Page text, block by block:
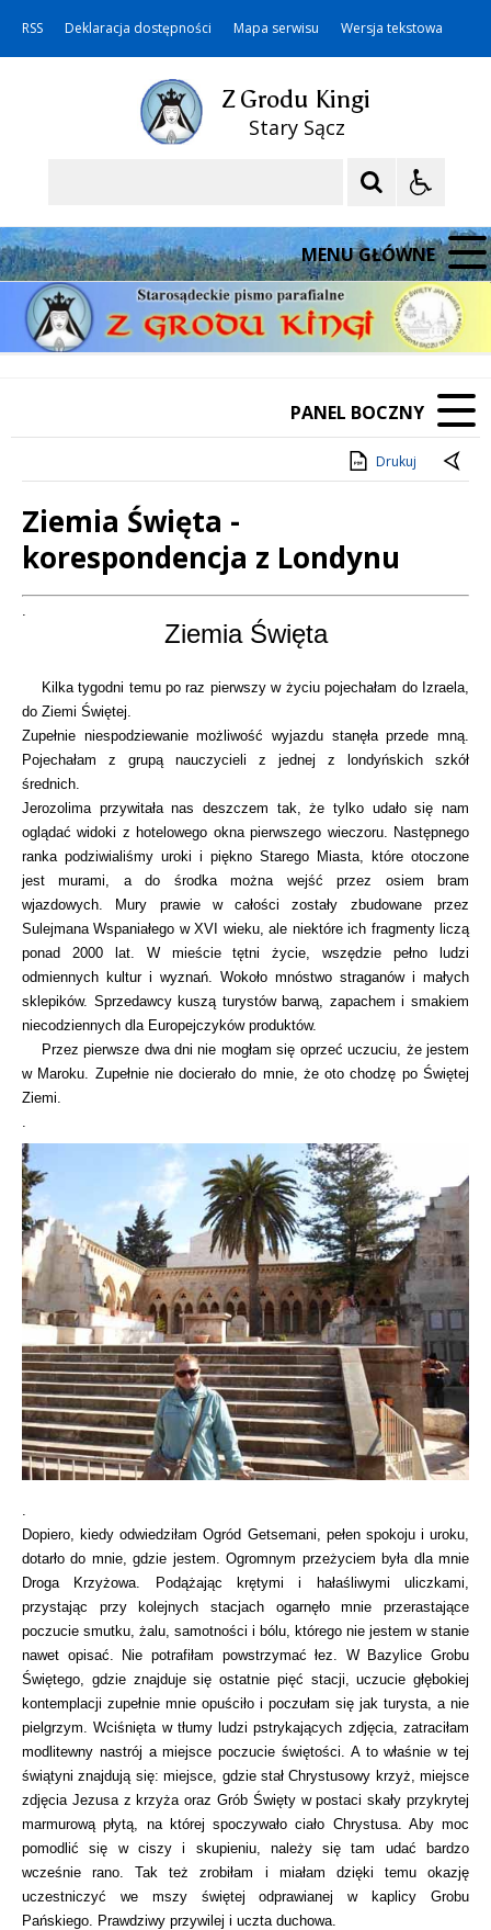
RSS Deklaracja dostępności Mapa serwisu Wersja tekstowa
Z Grodu Kingi
Stary Sącz
MENU GŁÓWNE
PANEL BOCZNY
Drukuj
Ziemia Święta -
korespondencja z Londynu
Treść
Ziemia Święta
Kilka tygodni temu po raz pierwszy w życiu pojechałam do Izraela,
do Ziemi Świętej.
Zupełnie niespodziewanie możliwość wyjazdu stanęła przede mną.
Pojechałam z grupą nauczycieli z jednej z londyńskich szkół
średnich.
Jerozolima przywitała nas deszczem tak, że tylko udało się nam
oglądać widoki z hotelowego okna pierwszego wieczoru. Następnego
ranka podziwialiśmy uroki i piękno Starego Miasta, które otoczone
jest murami, a do środka można wejść przez osiem bram
wjazdowych. Mury prawie w całości zostały zbudowane przez
Sulejmana Wspaniałego w XVI wieku, ale niektóre ich fragmenty liczą
ponad 2000 lat. W mieście tętni życie, wszędzie pełno ludzi
odmiennych kultur i wyznań. Wokoło mnóstwo straganów i małych
sklepików. Sprzedawcy kuszą turystów barwą, zapachem i smakiem
niecodziennych dla Europejczyków produktów.
Przez pierwsze dwa dni nie mogłam się oprzeć uczuciu, że jestem
w Maroku. Zupełnie nie docierało do mnie, że oto chodzę po Świętej
Ziemi.
Dopiero, kiedy odwiedziłam Ogród Getsemani, pełen spokoju i uroku,
dotarło do mnie, gdzie jestem. Ogromnym przeżyciem była dla mnie
Droga Krzyżowa. Podążając krętymi i hałaśliwymi uliczkami,
przystając przy kolejnych stacjach ogarnęło mnie przerastające
poczucie smutku, żalu, samotności i bólu, którego nie jestem w stanie
nawet opisać. Nie potrafiłam powstrzymać łez. W Bazylice Grobu
Świętego, gdzie znajduje się ostatnie pięć stacji, uczucie głębokiej
kontemplacji zupełnie mnie opuściło i poczułam się jak turysta, a nie
pielgrzym. Wciśnięta w tłumy ludzi pstrykających zdjęcia, zatraciłam
modlitewny nastrój a miejsce poczucie świętości. A to właśnie w tej
świątyni znajdują się: miejsce, gdzie stał Chrystusowy krzyż, miejsce
zdjęcia Jezusa z krzyża oraz Grób Święty w postaci skały przykrytej
marmurową płytą, na której spoczywało ciało Chrystusa. Aby moc
pomodlić się w ciszy i skupieniu, należy się tam udać bardzo
wcześnie rano. Tak też zrobiłam i miałam dzięki temu okazję
uczestniczyć we mszy świętej odprawianej w kaplicy Grobu
Pańskiego. Prawdziwy przywilej i uczta duchowa.